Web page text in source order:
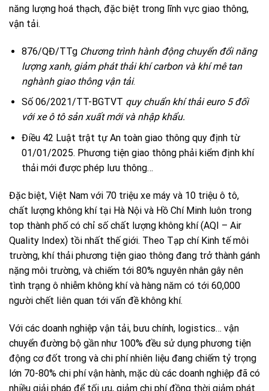
năng lượng hoá thạch, đặc biệt trong lĩnh vực giao thông,
vận tải.
876/QĐ/TTg Chương trình hành động chuyển đổi năng
lượng xanh, giảm phát thải khí carbon và khí mê tan
nghành giao thông vận tải.
Số 06/2021/TT-BGTVT quy chuẩn khí thải euro 5 đối
với xe ô tô sản xuất mới và nhập khẩu.
Điều 42 Luật trật tự An toàn giao thông quy định từ
01/01/2025. Phương tiện giao thông phải kiểm định khí
thải mới được phép lưu thông…
Đặc biệt, Việt Nam với 70 triệu xe máy và 10 triệu ô tô,
chất lượng không khí tại Hà Nội và Hồ Chí Minh luôn trong
top thành phố có chỉ số chất lượng không khí (AQI – Air
Quality Index) tồi nhất thế giới. Theo Tạp chí Kinh tế môi
trường, khí thải phương tiện giao thông đang trở thành gánh
nặng môi trường, và chiếm tới 80% nguyên nhân gây nên
tình trạng ô nhiễm không khí và hàng năm có tới 60,000
người chết liên quan tới vấn đề không khí.
Với các doanh nghiệp vận tải, bưu chính, logistics… vận
chuyển đường bộ gần như 100% đều sử dụng phương tiện
động cơ đốt trong và chi phí nhiên liệu đang chiếm tỷ trọng
lớn 70-80% chi phí vận hành, mặc dù các doanh nghiệp đã có
nhiều giải pháp để tối ưu, giảm chi phí đồng thời giảm phát